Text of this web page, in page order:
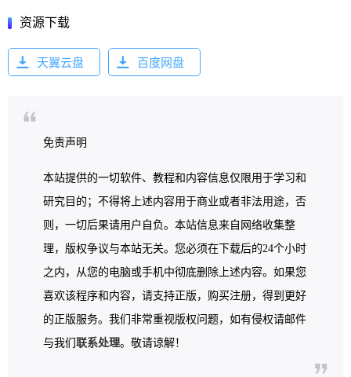
资源下载
天翼云盘 百度网盘
免责声明
本站提供的一切软件、教程和内容信息仅限用于学习和
研究目的；不得将上述内容用于商业或者非法用途，否
则，一切后果请用户自负。本站信息来自网络收集整
理，版权争议与本站无关。您必须在下载后的24个小时
之内，从您的电脑或手机中彻底删除上述内容。如果您
喜欢该程序和内容，请支持正版，购买注册，得到更好
的正版服务。我们非常重视版权问题，如有侵权请邮件
与我们 联系处理。敬请谅解！